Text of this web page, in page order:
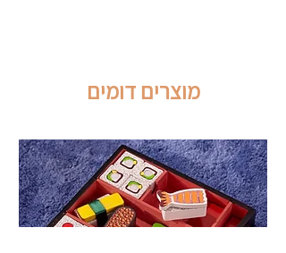
מוצרים דומים